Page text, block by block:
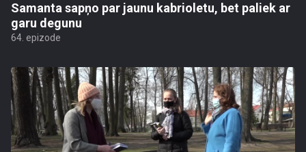
Samanta sapņo par jaunu kabrioletu, bet paliek ar
garu degunu
64. epizode